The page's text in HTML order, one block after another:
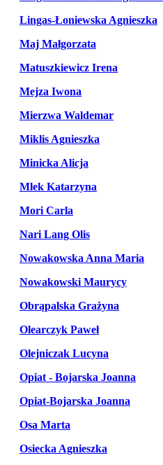
Lingas-Łoniewska Agnieszka
Maj Małgorzata
Matuszkiewicz Irena
Mejza Iwona
Mierzwa Waldemar
Miklis Agnieszka
Minicka Alicja
Mlek Katarzyna
Mori Carla
Nari Lang Olis
Nowakowska Anna Maria
Nowakowski Maurycy
Obrąpalska Grażyna
Olearczyk Paweł
Olejniczak Lucyna
Opiat - Bojarska Joanna
Opiat-Bojarska Joanna
Osa Marta
Osiecka Agnieszka